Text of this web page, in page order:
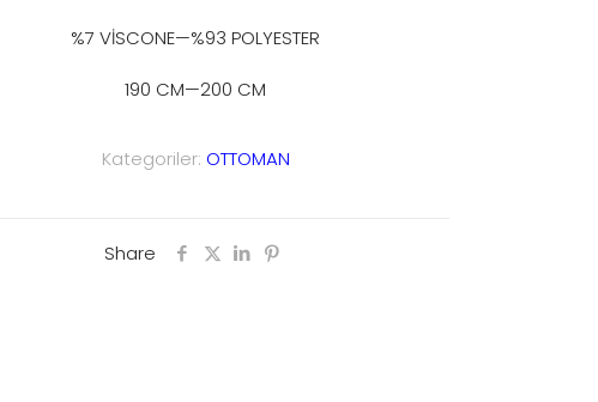
%7 VİSCONE—%93 POLYESTER
190 CM—200 CM
Kategoriler: OTTOMAN
Share